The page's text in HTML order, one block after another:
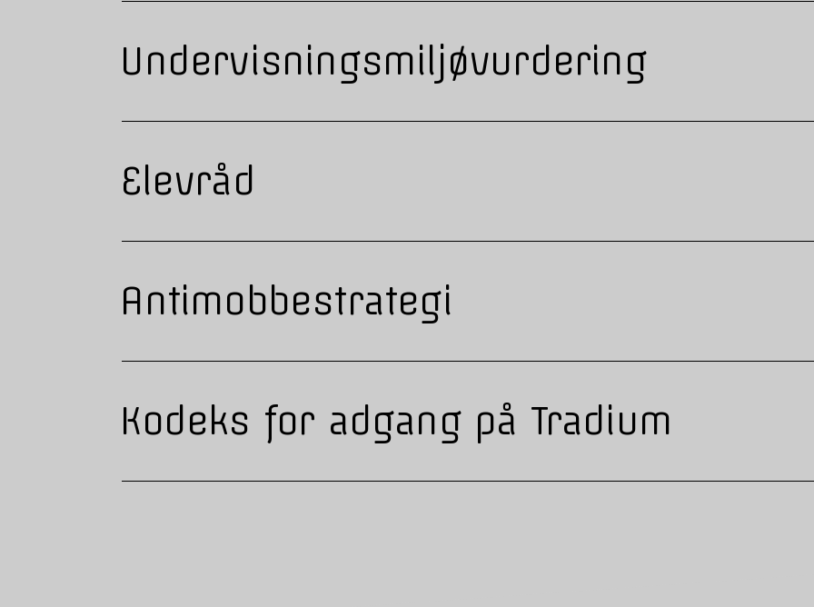
Undervisningsmiljøvurdering
Elevråd
Antimobbestrategi
Kodeks for adgang på Tradium